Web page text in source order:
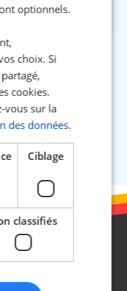
optionnels.
choix. Si
cookies.
vous sur la
des données.
Ciblage
classifiés